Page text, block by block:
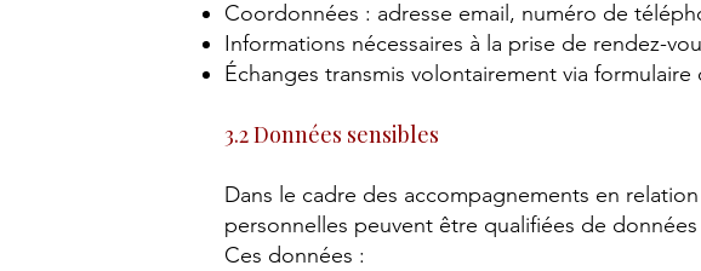
Coordonnées : adresse email, numéro de
Informations nécessaires à la prise de rendez-
Échanges transmis volontairement via formulaire
3.2 Données sensibles
Dans le cadre des accompagnements en
personnelles peuvent être qualifiées de données
Ces données :